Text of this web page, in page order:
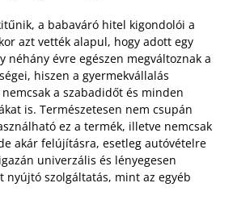
a babaváró hitel kigondolói a
azt vették alapul, hogy adott egy
néhány évre egészen megváltoznak a
hiszen a gyermekvállalás
a szabadidőt és minden
is. Természetesen nem csupán
ez a termék, illetve nemcsak
akár felújításra, esetleg autóvételre
univerzális és lényegesen
nyújtó szolgáltatás, mint az egyéb